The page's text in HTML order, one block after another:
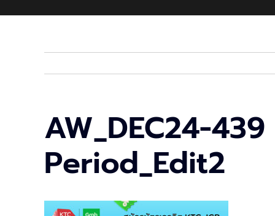
AW_DEC24-
Period_Edit2